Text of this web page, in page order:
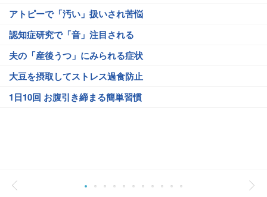
アトピーで「汚い」扱いされ苦悩
認知症研究で「音」注目される
夫の「産後うつ」にみられる症状
大豆を摂取してストレス過食防止
1日10回 お腹引き締まる簡単習慣